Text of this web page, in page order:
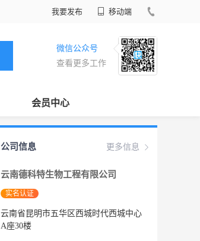
我要发布 移动端
微信公众号
查看更多工作
会员中心
更多信息
公司信息
云南德科特生物工程有限公司
实名认证
云南省昆明市五华区西城时代西城中心
A座30楼